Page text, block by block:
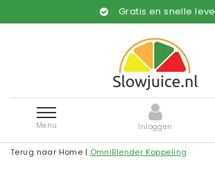
Gratis en snelle
Menu Inloggen
Terug naar Home | OmniBlender Koppeling